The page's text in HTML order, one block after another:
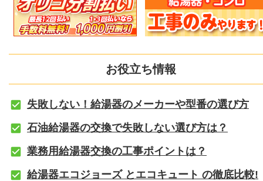
お役立ち情報
失敗しない！給湯器のメーカーや型番の選び方
石油給湯器の交換で失敗しない選び方は？
業務用給湯器交換の工事ポイントは？
給湯器エコジョーズ とエコキュート の徹底比較!